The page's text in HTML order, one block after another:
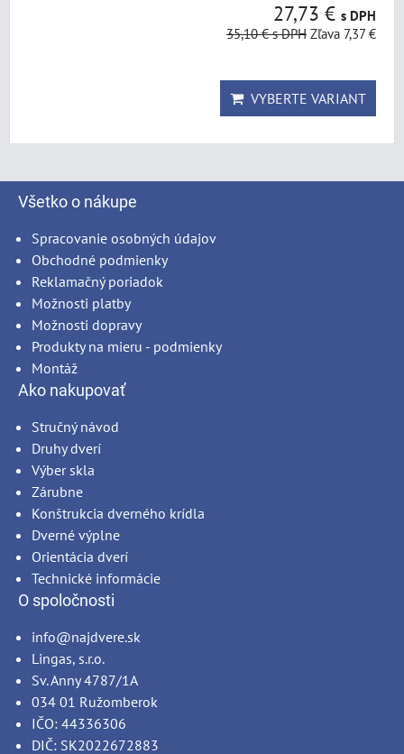
27,73 € s DPH
35,10 €s DPH Zľava 7,37 €
VYBERTE VARIANT
Všetko o nákupe
Spracovanie osobných údajov
Obchodné podmienky
Reklamačný poriadok
Možnosti platby
Možnosti dopravy
Produkty na mieru - podmienky
Montáž
Ako nakupovať
Stručný návod
Druhy dverí
Výber skla
Zárubne
Konštrukcia dverného krídla
Dverné výplne
Orientácia dverí
Technické informácie
O spoločnosti
info@najdvere.sk
Lingas, s.r.o.
Sv. Anny 4787/1A
034 01 Ružomberok
IČO: 44336306
DIČ: SK2022672883